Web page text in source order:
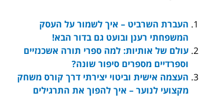
העברת השרביט – איך לשמור על העסק
המשפחתי רענן ובועט גם בדור הבא!
עולם של אותיות: למה ספרי תורה אשכנזיים
וספרדיים מספרים סיפור שונה?
העצמה אישית וביטוי יצירתי דרך קורס משחק
מקצועי לנוער – איך להפוך את התרגילים